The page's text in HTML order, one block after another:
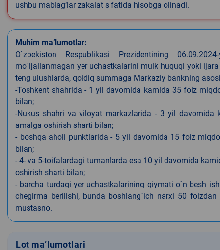
ushbu mablag‘lar zakalat sifatida hisobga olinadi.
Muhim ma’lumotlar:
O`zbekiston Respublikasi Prezidentining
mo`ljallanmagan yer uchastkalarini mulk huquqi yoki
teng ulushlarda, qoldiq summaga Markaziy bankning
-Toshkent shahrida - 1 yil davomida kamida 35 foiz
bilan;
-Nukus shahri va viloyat markazlarida - 3 yil
amalga oshirish sharti bilan;
- boshqa aholi punktlarida - 5 yil davomida 15 foiz
bilan;
- 4- va 5-toifalardagi tumanlarda esa 10 yil davomida
oshirish sharti bilan;
- barcha turdagi yer uchastkalarining qiymati o`n besh
chegirma berilishi, bunda boshlang`ich narxi 50
mustasno.
Lot ma’lumotlari